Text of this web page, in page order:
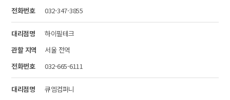
전화번호
032-347-3855
대리점명
하이필테크
관할 지역
서울 전역
전화번호
032-665-6111
대리점명
큐엠컴퍼니